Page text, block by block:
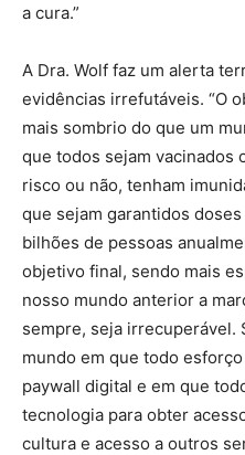
a cura.”
A Dra. Wolf faz um alerta
evidências irrefutáveis. “O
mais sombrio do que um
que todos sejam vacinados
risco ou não, tenham
que sejam garantidos doses
bilhões de pessoas
objetivo final, sendo mais
nosso mundo anterior a
sempre, seja irrecuperável.
mundo em que todo
paywall digital e em que
tecnologia para obter
cultura e acesso a outros